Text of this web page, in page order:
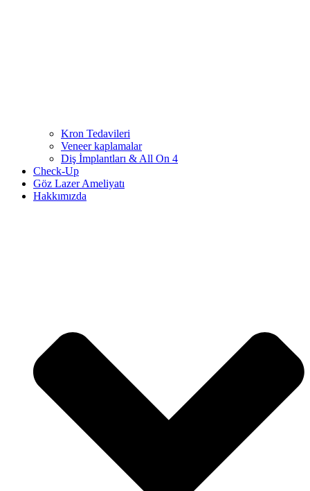
Kron Tedavileri
Veneer kaplamalar
Diş İmplantları & All On 4
Check-Up
Göz Lazer Ameliyatı
Hakkımızda